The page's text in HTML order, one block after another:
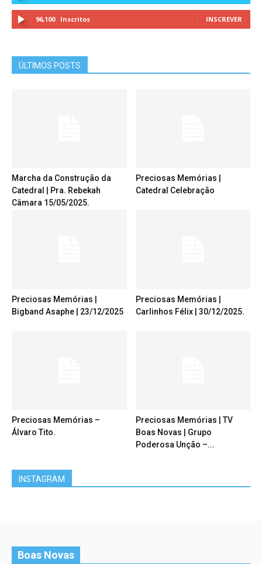
96,100 Inscritos INSCREVER
ÚLTIMOS POSTS
Marcha da Construção da
Catedral | Pra. Rebekah
Câmara 15/05/2025.
Preciosas Memórias |
Catedral Celebração
Preciosas Memórias |
Bigband Asaphe | 23/12/2025
Preciosas Memórias |
Carlinhos Félix | 30/12/2025.
Preciosas Memórias –
Álvaro Tito.
Preciosas Memórias | TV
Boas Novas | Grupo
Poderosa Unção –...
INSTAGRAM
Boas Novas